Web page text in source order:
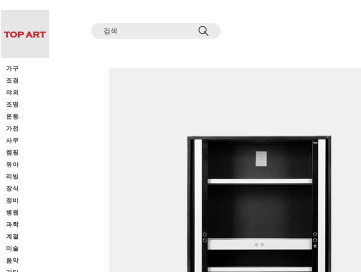
가구
조경
야외
조명
운동
가전
사무
캠핑
유아
리빙
장식
정비
병원
과학
계절
미술
음악